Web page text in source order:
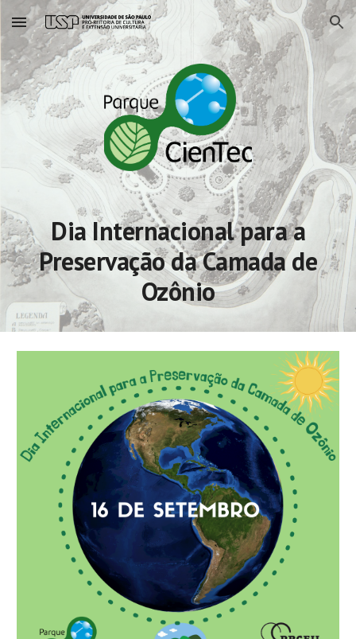
Skip to main content Skip to navigation
Dia Internacional para a
Preservação da Camada de
Ozônio